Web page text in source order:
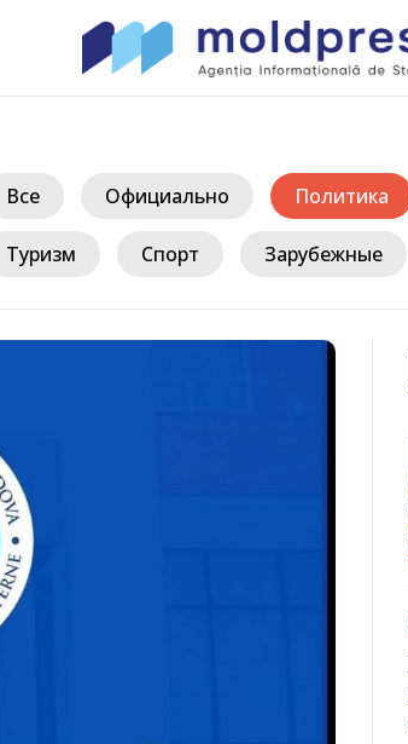
Все Официально Политика
Туризм Спорт Зарубежные
«Задача
сдержать